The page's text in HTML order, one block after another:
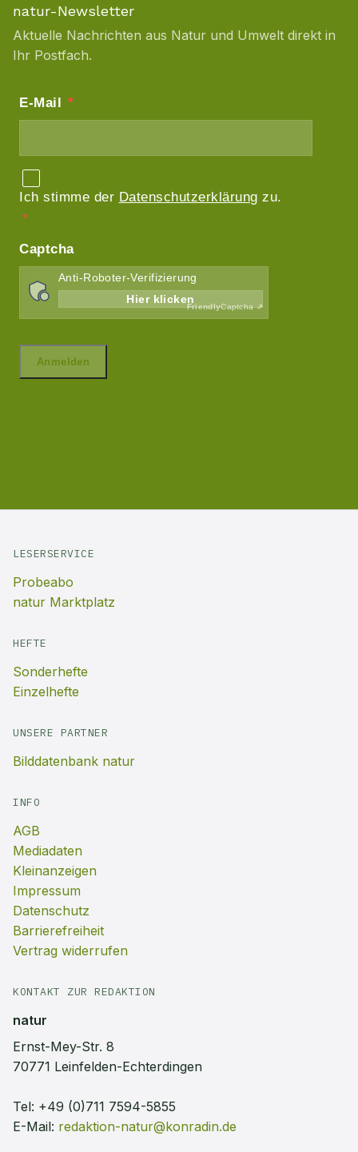
natur-Newsletter
Aktuelle Nachrichten aus Natur und Umwelt direkt in
Ihr Postfach.
LESERSERVICE
Probeabo
natur Marktplatz
HEFTE
Sonderhefte
Einzelhefte
UNSERE PARTNER
Bilddatenbank natur
INFO
AGB
Mediadaten
Kleinanzeigen
Impressum
Datenschutz
Barrierefreiheit
Vertrag widerrufen
KONTAKT ZUR REDAKTION
natur
Ernst-Mey-Str. 8
70771 Leinfelden-Echterdingen
Tel: +49 (0)711 7594-5855
E-Mail: redaktion-natur@konradin.de